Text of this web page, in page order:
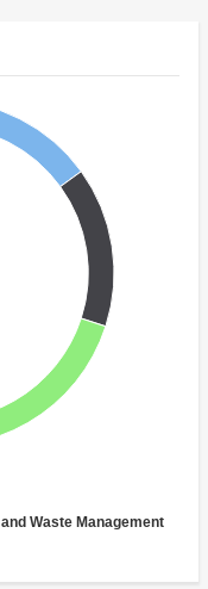
Waste Management